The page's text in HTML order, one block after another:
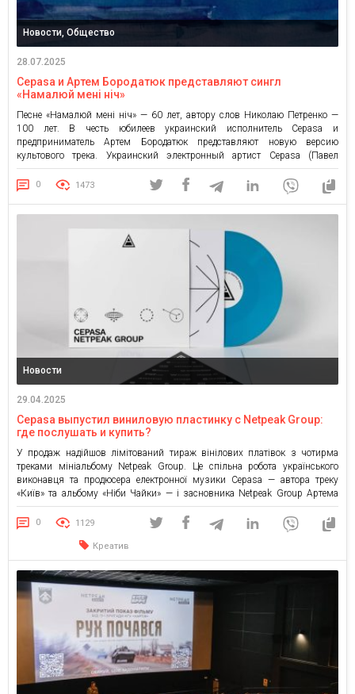
Новости, Общество
28.07.2025
Cepasa и Артем Бородатюк представляют сингл
«Намалюй мені ніч»
Песне «Намалюй мені ніч» — 60 лет, автору слов Николаю Петренко —
100 лет. В честь юбилеев украинский исполнитель Cepasa и
предприниматель Артем Бородатюк представляют новую версию
культового трека. Украинский электронный артист Cepasa (Павел
Ленченко) и предприниматель и основатель Netpeak Group Артем
Бородатюк представляют новую современную электронную версию
легендарной композиции «Нарисуй мне ночь». «Нарисуй мне […]
0 1473
Новости
29.04.2025
Cepasa выпустил виниловую пластинку с Netpeak Group:
где послушать и купить?
У продаж надійшов лімітований тираж вінілових платівок з чотирма
треками мініальбому Netpeak Group. Це спільна робота українського
виконавця та продюсера електронної музики Cepasa — автора треку
«Київ» та альбому «Ніби Чайки» — і засновника Netpeak Group Артема
Бородатюка. Мініальбом містить чотири треки: Aspiration – легкий,
позитивний, в чомусь морський та літній трек, який налаштовує на […]
0 1129
Креатив